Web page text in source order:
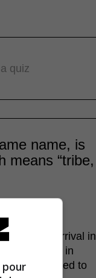
quiz
name, is
means “tribe,
upon their arrival in
who lived in
was restricted to